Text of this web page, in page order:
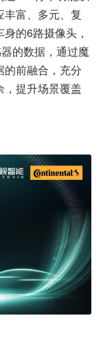
富、多元、复
的6路摄像头，
的数据，通过魔
前融合，充分
提升场景覆盖